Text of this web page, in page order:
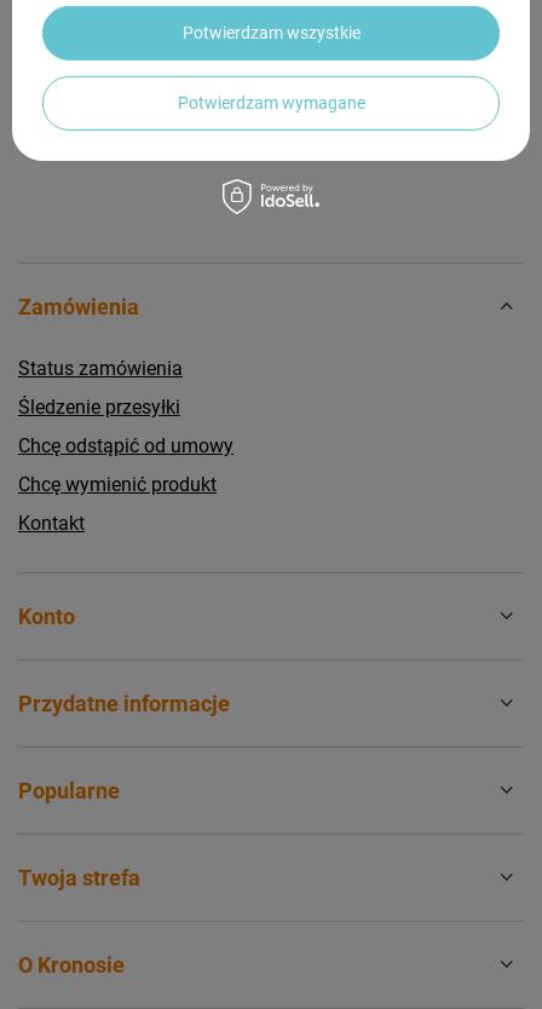
Potrzebujesz pomocy? Masz pytania?
Zadaj pytanie a my odpowiemy niezwłocznie,
najciekawsze pytania i odpowiedzi publikując
dla innych.
Zamówienia
Status zamówienia
Śledzenie przesyłki
Chcę odstąpić od umowy
Chcę wymienić produkt
Kontakt
Konto
Przydatne informacje
Popularne
Twoja strefa
O Kronosie
Potwierdzam wymagane
Potwierdzam wszystkie